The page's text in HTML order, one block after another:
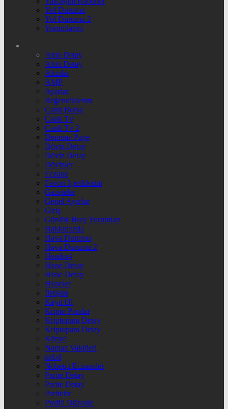
Yol Durumu
Yol Durumu 2
Yorumlarım
Altın Detay
Altın Detay
Altınlar
AMP
Ayarlar
Beğendiklerim
Canlı Borsa
Canlı Tv
Canlı Tv 2
Deneme Page
Döviz Detay
Döviz Detay
Dövizler
Eczane
Favori İçeriklerim
Gazeteler
Genel Ayarlar
Giriş
Günlük Burç Yorumları
Hakkımızda
Hava Durumu
Hava Durumu 2
Header4
Hisse Detay
Hisse Detay
Hisseler
İletişim
Kayıt Ol
Kripto Paralar
Kriptopara Detay
Kriptopara Detay
Künye
Namaz Vakitleri
nnbil
Nöbetçi Eczaneler
Parite Detay
Parite Detay
Pariteler
Profili Düzenle